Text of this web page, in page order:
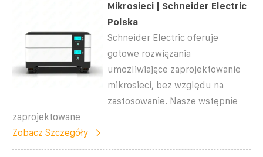
Mikrosieci | Schneider Electric
Polska
Schneider Electric oferuje
gotowe rozwiązania
umożliwiające zaprojektowanie
mikrosieci, bez względu na
zastosowanie. Nasze wstępnie
zaprojektowane
Zobacz Szczegóły